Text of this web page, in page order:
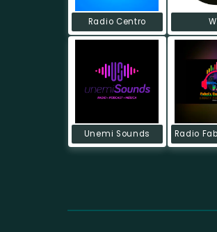
Radio Centro
Unemi Sounds